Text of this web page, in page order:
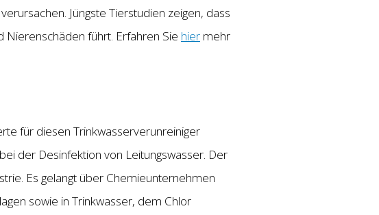
Jüngste Tierstudien zeigen, dass
führt. Erfahren Sie hier mehr
für diesen Trinkwasserverunreiniger
der Desinfektion von Leitungswasser. Der
Es gelangt über Chemieunternehmen
sowie in Trinkwasser, dem Chlor